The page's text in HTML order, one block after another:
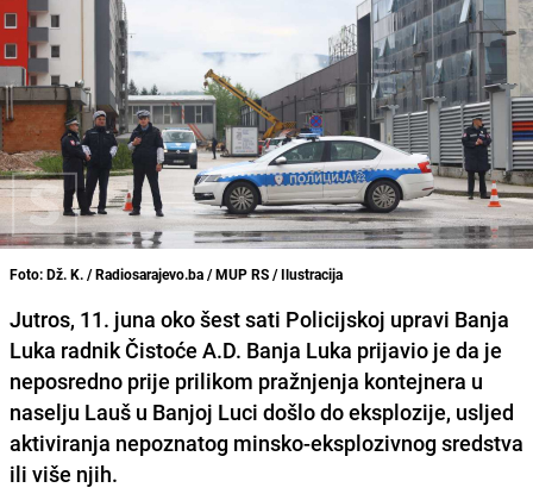
Foto: Dž. K. / Radiosarajevo.ba / MUP RS / Ilustracija
Jutros, 11. juna oko šest sati Policijskoj upravi Banja
Luka radnik Čistoće A.D. Banja Luka prijavio je da je
neposredno prije prilikom pražnjenja kontejnera u
naselju Lauš u Banjoj Luci došlo do eksplozije, usljed
aktiviranja nepoznatog minsko-eksplozivnog sredstva
ili više njih.